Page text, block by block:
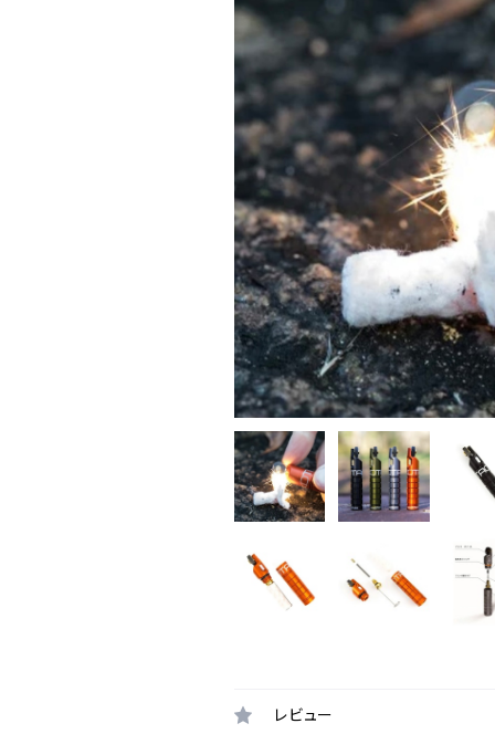
レビュー